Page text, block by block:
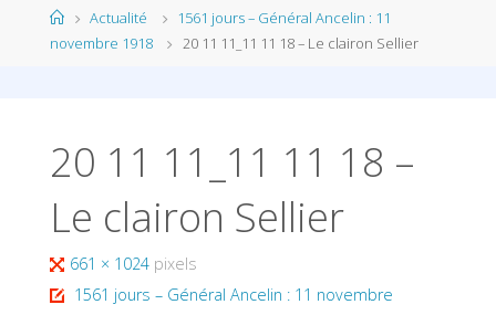
HomeActualité
1561 jours – Général Ancelin : 11
novembre 1918
20 11 11_11 11 18 – Le clairon Sellier
20 11 11_11 11 18 –
Le clairon Sellier
Full
size
661 × 1024 pixels
1561 jours – Général Ancelin : 11 novembre